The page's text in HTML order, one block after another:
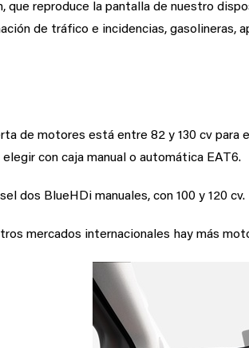
que reproduce la pantalla de nuestro
de tráfico e incidencias, gasolineras,
de motores está entre 82 y 130 cv para
elegir con caja manual o automática EAT6.
dos BlueHDi manuales, con 100 y 120 cv.
mercados internacionales hay más